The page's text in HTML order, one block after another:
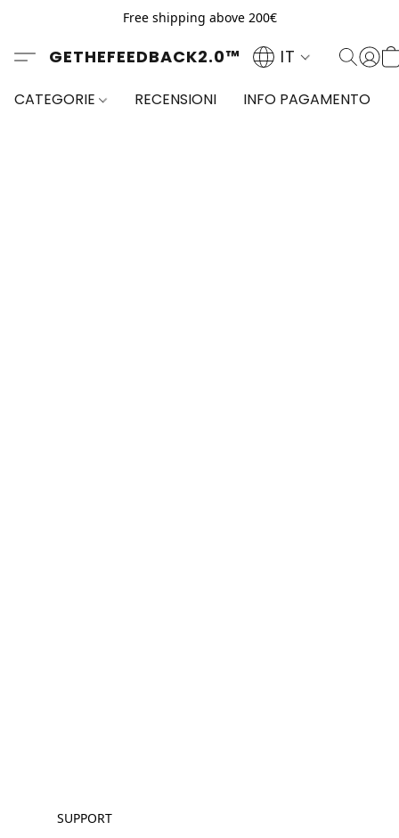
Free shipping above 200€
GETHEFEEDBACK2.0™ IT
CATEGORIE RECENSIONI INFO PAGAMENTO
SUPPORT